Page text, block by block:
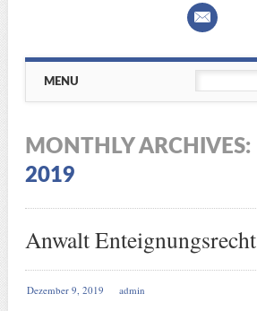
Main menu
MENU
MONTHLY ARCHIVES:
2019
Anwalt Enteignungsrecht
Dezember 9, 2019 admin